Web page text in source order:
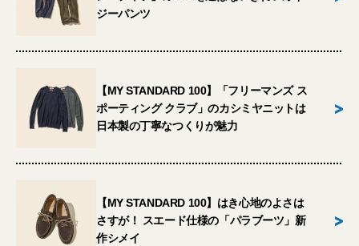
ジーパンツ
【MY STANDARD 100】「フリーマンズ ス
ポーティング クラブ」のカシミヤニットは
日本製の丁寧なつくりが魅力
>
【MY STANDARD 100】はき心地のよさは
さすが！ スエード仕様の「パラブーツ」新
作シメイ
>